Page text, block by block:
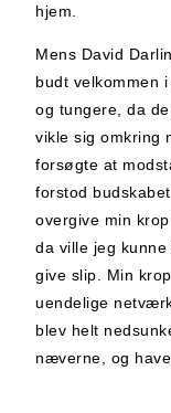
hjem.
Mens David
budt velkommen
og tungere, da
vikle sig omkring
forsøgte at
forstod
overgive min
da ville jeg
give slip. Min
uendelige
blev helt
næverne, og